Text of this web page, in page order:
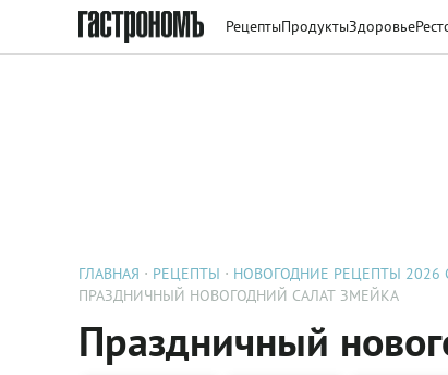
РецептыПродуктыЗдоровье
ГЛАВНАЯ РЕЦЕПТЫ
НОВОГОДНИЕ РЕЦЕПТЫ 2026
ПРАЗДНИЧНЫЙ НОВОГОДНИЙ САЛАТ ЗМЕЙКА
Праздничный